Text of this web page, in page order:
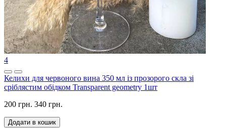
4
Келихи для червоного вина 350 мл із прозорого скла зі
сріблястим обідком Transparent geometry 1шт
200 грн. 340 грн.
Додати в кошик